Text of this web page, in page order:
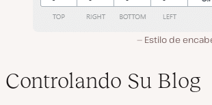
Estilo de
Controlando Su Blog